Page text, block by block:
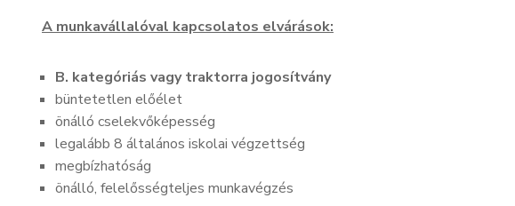
A munkavállalóval kapcsolatos elvárások:
B. kategóriás vagy traktorra jogosítvány
büntetetlen előélet
önálló cselekvőképesség
legalább 8 általános iskolai végzettség
megbízhatóság
önálló, felelősségteljes munkavégzés